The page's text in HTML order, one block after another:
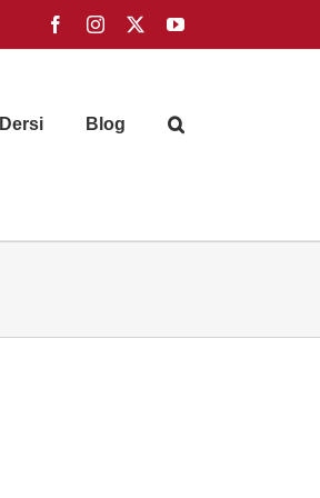
FacebookInstagram YouTube
Blog